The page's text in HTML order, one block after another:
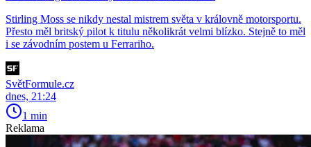
Stirling Moss se nikdy nestal mistrem světa v královně motorsportu.
Přesto měl britský pilot k titulu několikrát velmi blízko. Stejně to měl
i se závodním postem u Ferrariho.
SvětFormule.cz
dnes, 21:24
1 min
Reklama